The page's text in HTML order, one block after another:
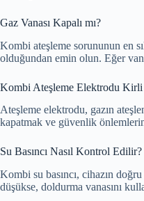
Gaz Vanası Kapalı mı?
Kombi ateşleme sorununun en
olduğundan emin olun. Eğer
Kombi Ateşleme Elektrodu
Ateşleme elektrodu, gazın
kapatmak ve güvenlik
Su Basıncı Nasıl Kontrol Edilir?
Kombi su basıncı, cihazın
düşükse, doldurma vanasını